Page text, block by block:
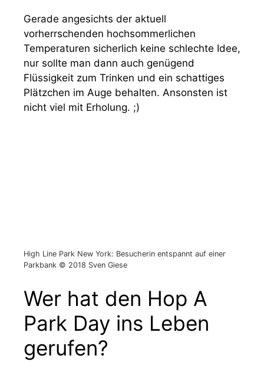
Gerade angesichts der aktuell
vorherrschenden hochsommerlichen
Temperaturen sicherlich keine schlechte Idee,
nur sollte man dann auch genügend
Flüssigkeit zum Trinken und ein schattiges
Plätzchen im Auge behalten. Ansonsten ist
nicht viel mit Erholung. ;)
High Line Park New York: Besucherin entspannt auf einer
Parkbank © 2018 Sven Giese
Wer hat den Hop A
Park Day ins Leben
gerufen?